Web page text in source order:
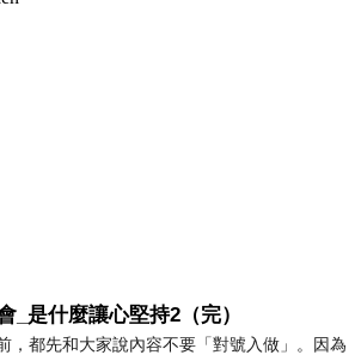
_是什麼讓心堅持2（完）
，都先和大家說內容不要「對號入做」。因為